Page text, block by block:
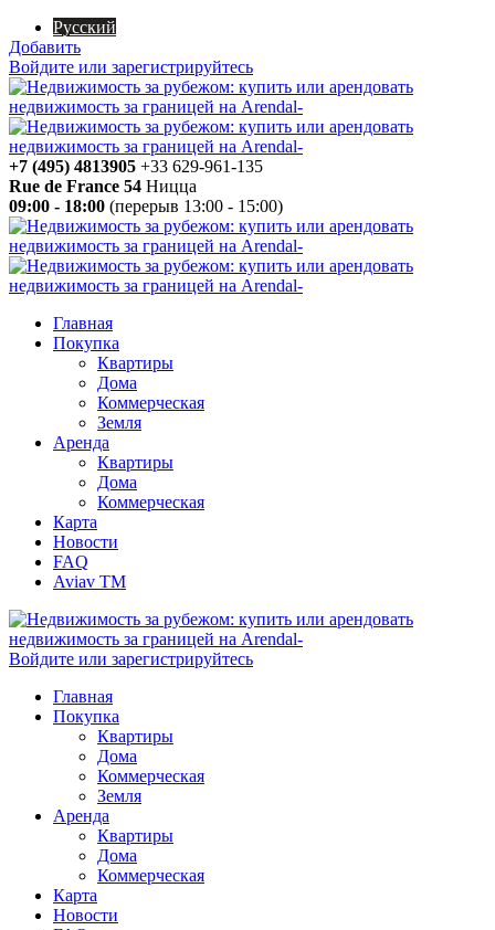
Русский
Добавить
Войдите или зарегистрируйтесь
+7 (495) 4813905 +33 629-961-135
Rue de France 54 Ницца
09:00 - 18:00 (перерыв 13:00 - 15:00)
Главная
Покупка
Квартиры
Дома
Коммерческая
Земля
Аренда
Квартиры
Дома
Коммерческая
Карта
Новости
FAQ
Aviav TM
Войдите или зарегистрируйтесь
Главная
Покупка
Квартиры
Дома
Коммерческая
Земля
Аренда
Квартиры
Дома
Коммерческая
Карта
Новости